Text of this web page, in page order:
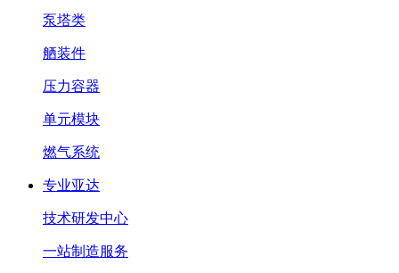
泵塔类
舾装件
压力容器
单元模块
燃气系统
专业亚达
技术研发中心
一站制造服务